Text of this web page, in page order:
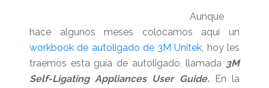
Aunque
hace algunos meses colocamos aquí un
workbook de autoligado de 3M Unitek, hoy les
traemos esta guía de autoligado, llamada 3M
Self-Ligating Appliances User Guide. En la